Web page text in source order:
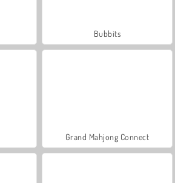
Bubbits
Grand Mahjong Connect